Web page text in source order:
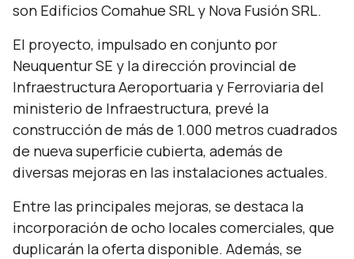
son Edificios Comahue SRL y Nova Fusión SRL.
El proyecto, impulsado en conjunto por
Neuquentur SE y la dirección provincial de
Infraestructura Aeroportuaria y Ferroviaria del
ministerio de Infraestructura, prevé la
construcción de más de 1.000 metros cuadrados
de nueva superficie cubierta, además de
diversas mejoras en las instalaciones actuales.
Entre las principales mejoras, se destaca la
incorporación de ocho locales comerciales, que
duplicarán la oferta disponible. Además, se